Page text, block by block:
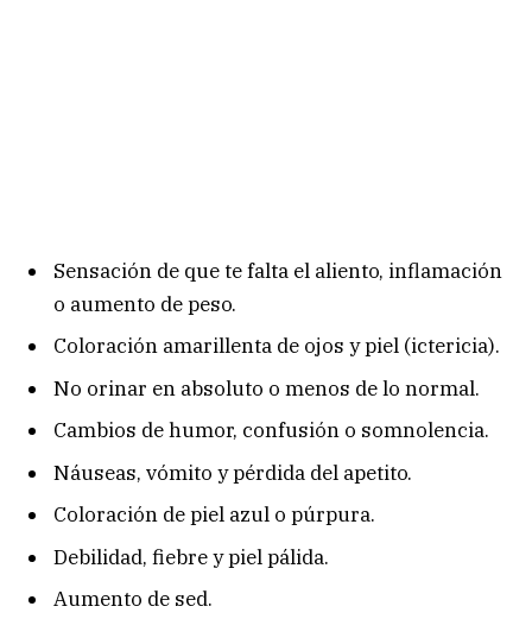
Sensación de que te falta el aliento, inflamación
o aumento de peso.
Coloración amarillenta de ojos y piel (ictericia).
No orinar en absoluto o menos de lo normal.
Cambios de humor, confusión o somnolencia.
Náuseas, vómito y pérdida del apetito.
Coloración de piel azul o púrpura.
Debilidad, fiebre y piel pálida.
Aumento de sed.